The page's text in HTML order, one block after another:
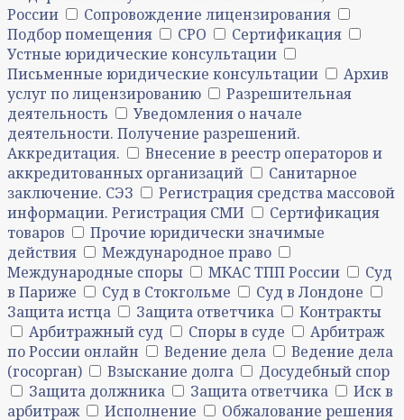
России
Сопровождение лицензирования
Подбор помещения
СРО
Сертификация
Устные юридические консультации
Письменные юридические консультации
Архив
услуг по лицензированию
Разрешительная
деятельность
Уведомления о начале
деятельности. Получение разрешений.
Аккредитация.
Внесение в реестр операторов и
аккредитованных организаций
Санитарное
заключение. СЭЗ
Регистрация средства массовой
информации. Регистрация СМИ
Сертификация
товаров
Прочие юридически значимые
действия
Международное право
Международные споры
МКАС ТПП России
Суд
в Париже
Суд в Стокгольме
Суд в Лондоне
Защита истца
Защита ответчика
Контракты
Арбитражный суд
Споры в суде
Арбитраж
по России онлайн
Ведение дела
Ведение дела
(госорган)
Взыскание долга
Досудебный спор
Защита должника
Защита ответчика
Иск в
арбитраж
Исполнение
Обжалование решения